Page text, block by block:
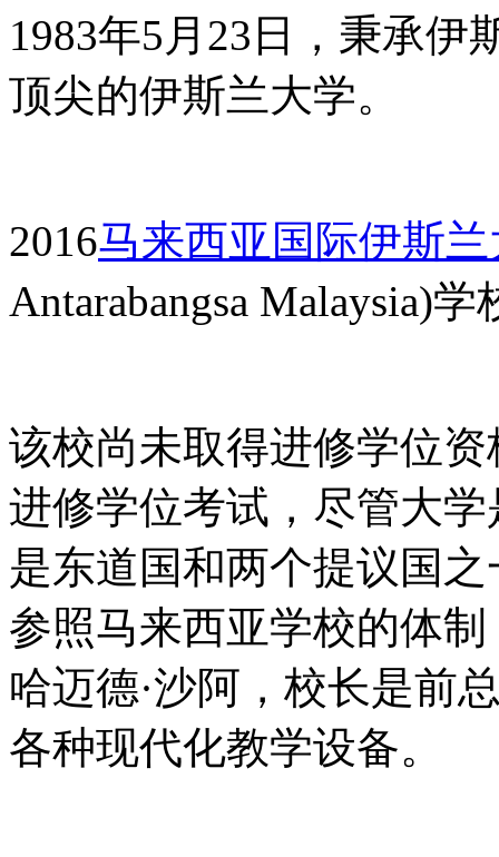
1983年5 月 23 日，秉承伊
顶尖的伊斯兰大学。
2016马来西亚国际伊斯
Antarabangsa Malaysia)学
该校尚未取得进修学位
进修学位考试，尽管大
是东道国和两个提议国
参照马来西亚学校的体
哈迈德·沙阿，校长是前
各种现代化教学设备。